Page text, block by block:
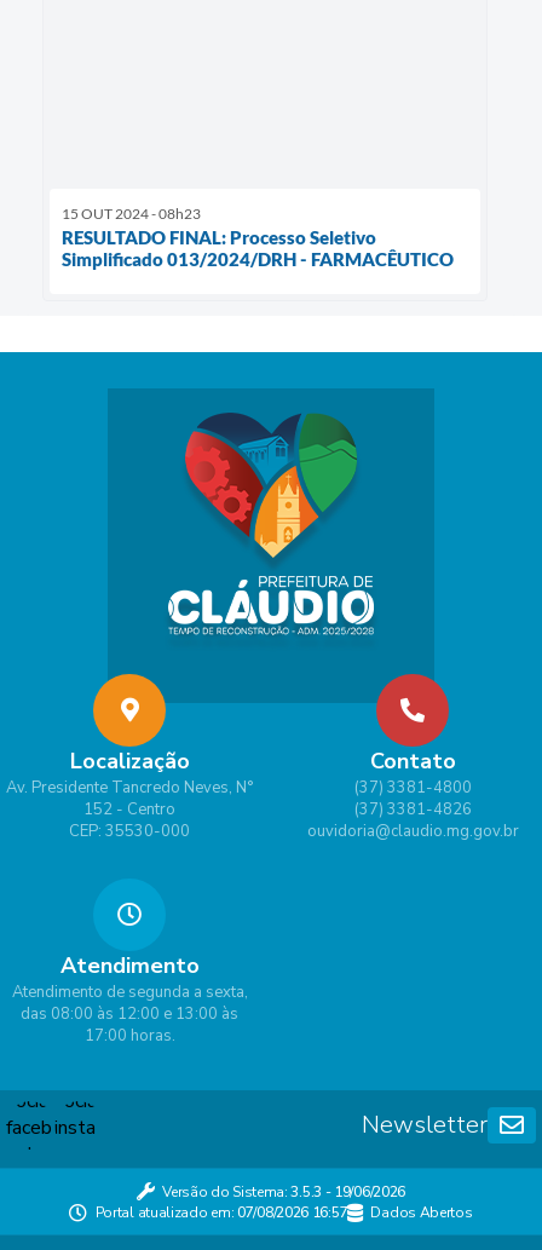
15 OUT 2024 - 08h23
RESULTADO FINAL: Processo Seletivo
Simplificado 013/2024/DRH - FARMACÊUTICO
Localização
Av. Presidente Tancredo Neves, N°
152 - Centro
CEP: 35530-000
Contato
(37) 3381-4800
(37) 3381-4826
ouvidoria@claudio.mg.gov.br
Atendimento
Atendimento de segunda a sexta,
das 08:00 às 12:00 e 13:00 às
17:00 horas.
Newsletter
Versão do Sistema:3.5.3 - 19/06/2026
Portal atualizado em:07/08/2026 16:57 Dados Abertos